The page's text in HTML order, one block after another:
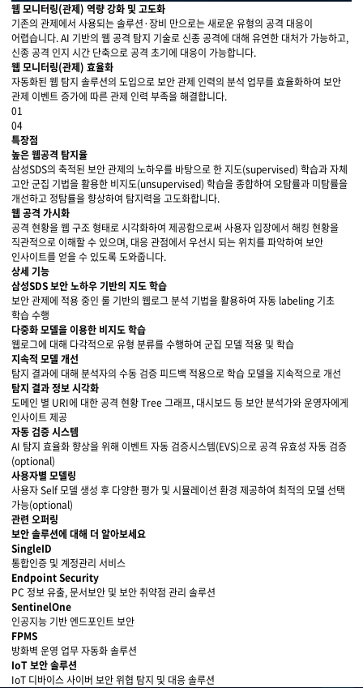
웹 모니터링(관제) 역량 강화 및 고도화
기존의 관제에서 사용되는 솔루션·장비 만으로는 새로운 유형의 공격 대응이
어렵습니다. AI 기반의 웹 공격 탐지 기술로 신종 공격에 대해 유연한 대처가 가능하고,
신종 공격 인지 시간 단축으로 공격 초기에 대응이 가능합니다.
웹 모니터링(관제) 효율화
자동화된 웹 탐지 솔루션의 도입으로 보안 관제 인력의 분석 업무를 효율화하여 보안
관제 이벤트 증가에 따른 관제 인력 부족을 해결합니다.
01
04
특장점
높은 웹공격 탐지율
삼성SDS의 축적된 보안 관제의 노하우를 바탕으로 한 지도(supervised) 학습과 자체
고안 군집 기법을 활용한 비지도(unsupervised) 학습을 종합하여 오탐률과 미탐률을
개선하고 정탐률을 향상하여 탐지력을 고도화합니다.
웹 공격 가시화
공격 현황을 웹 구조 형태로 시각화하여 제공함으로써 사용자 입장에서 해킹 현황을
직관적으로 이해할 수 있으며, 대응 관점에서 우선시 되는 위치를 파악하여 보안
인사이트를 얻을 수 있도록 도와줍니다.
상세 기능
삼성SDS 보안 노하우 기반의 지도 학습
보안 관제에 적용 중인 룰 기반의 웹로그 분석 기법을 활용하여 자동 labeling 기초
학습 수행
다중화 모델을 이용한 비지도 학습
웹로그에 대해 다각적으로 유형 분류를 수행하여 군집 모델 적용 및 학습
지속적 모델 개선
탐지 결과에 대해 분석자의 수동 검증 피드백 적용으로 학습 모델을 지속적으로 개선
탐지 결과 정보 시각화
도메인 별 URI에 대한 공격 현황 Tree 그래프, 대시보드 등 보안 분석가와 운영자에게
인사이트 제공
자동 검증 시스템
AI 탐지 효율화 향상을 위해 이벤트 자동 검증시스템(EVS)으로 공격 유효성 자동 검증
(optional)
사용자별 모델링
사용자 Self 모델 생성 후 다양한 평가 및 시뮬레이션 환경 제공하여 최적의 모델 선택
가능(optional)
관련 오퍼링
보안 솔루션에 대해 더 알아보세요
SingleID
통합인증 및 계정관리 서비스
자세히 보기
Endpoint Security
PC 정보 유출, 문서보안 및 보안 취약점 관리 솔루션
자세히 보기
SentinelOne
인공지능 기반 엔드포인트 보안
자세히 보기
FPMS
방화벽 운영 업무 자동화 솔루션
자세히 보기
IoT 보안 솔루션
IoT 디바이스 사이버 보안 위협 탐지 및 대응 솔루션